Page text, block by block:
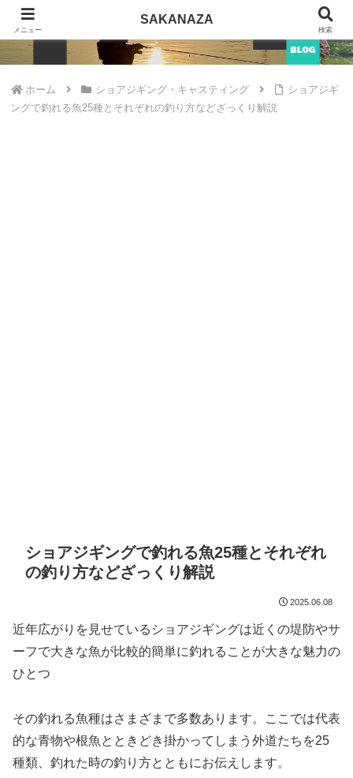
SAKANAZA
ホーム ショアジギング・キャスティング
ショアジギ
ングで釣れる魚25種とそれぞれの釣り方などざっくり解説
ショアジギングで釣れる魚25種とそれぞれ
の釣り方などざっくり解説
2025.06.08
近年広がりを見せているショアジギングは近くの堤防やサ
ーフで大きな魚が比較的簡単に釣れることが大きな魅力の
ひとつ
その釣れる魚種はさまざまで多数あります。ここでは代表
的な青物や根魚とときどき掛かってしまう外道たちを25
種類、釣れた時の釣り方とともにお伝えします。
メニュー
SAKANAZA
検索